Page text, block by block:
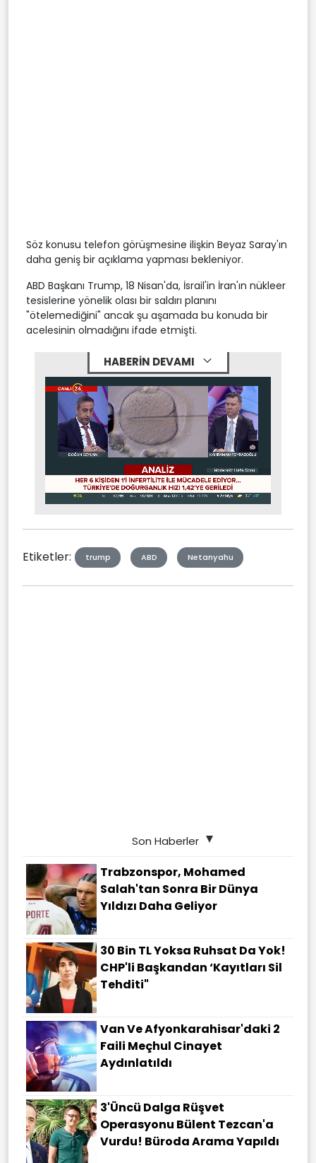
Söz konusu telefon görüşmesine ilişkin Beyaz Saray'ın
daha geniş bir açıklama yapması bekleniyor.
ABD Başkanı Trump, 18 Nisan'da, İsrail'in İran'ın nükleer
tesislerine yönelik olası bir saldırı planını
"ötelemediğini" ancak şu aşamada bu konuda bir
acelesinin olmadığını ifade etmişti.
HABERİN DEVAMI
Mute Stream
Etiketler: trump ABD Netanyahu
Son Haberler
Trabzonspor, Mohamed
Salah'tan Sonra Bir Dünya
Yıldızı Daha Geliyor
30 Bin TL Yoksa Ruhsat Da Yok!
CHP'li Başkandan ‘Kayıtları Sil
Tehditi"
Van Ve Afyonkarahisar'daki 2
Faili Meçhul Cinayet
Aydınlatıldı
3'üncü Dalga Rüşvet
Operasyonu Bülent Tezcan'a
Vurdu! Büroda Arama Yapıldı